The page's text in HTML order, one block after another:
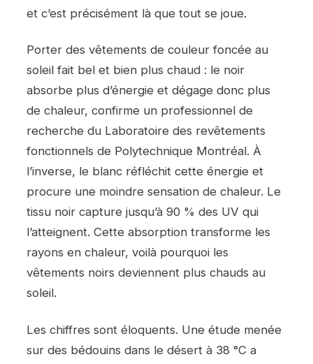
et c’est précisément là que tout se joue.
Porter des vêtements de couleur foncée au
soleil fait bel et bien plus chaud : le noir
absorbe plus d’énergie et dégage donc plus
de chaleur, confirme un professionnel de
recherche du Laboratoire des revêtements
fonctionnels de Polytechnique Montréal. À
l’inverse, le blanc réfléchit cette énergie et
procure une moindre sensation de chaleur. Le
tissu noir capture jusqu’à 90 % des UV qui
l’atteignent. Cette absorption transforme les
rayons en chaleur, voilà pourquoi les
vêtements noirs deviennent plus chauds au
soleil.
Les chiffres sont éloquents. Une étude menée
sur des bédouins dans le désert à 38 °C a